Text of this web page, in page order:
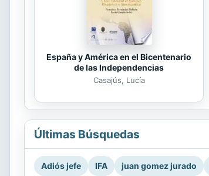
España y América en el Bicentenario
de las Independencias
Casajús, Lucía
Últimas Búsquedas
Adiós jefe IFA juan gomez jurado